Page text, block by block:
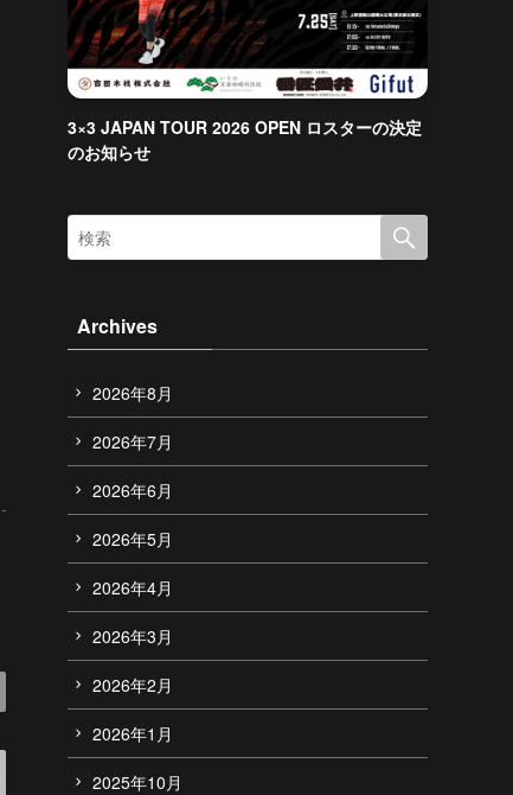
3×3 JAPAN TOUR 2026 OPEN ロスターの決定
のお知らせ
Archives
2026年8月
2026年7月
2026年6月
2026年5月
2026年4月
2026年3月
2026年2月
2026年1月
2025年10月